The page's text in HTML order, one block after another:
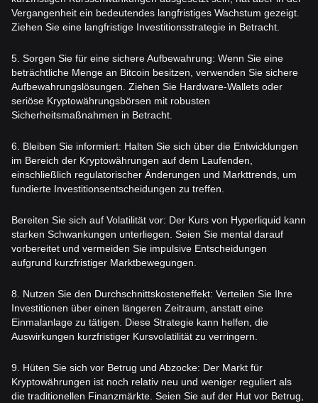
Vergangenheit ein bedeutendes langfristiges Wachstum gezeigt.
Ziehen Sie eine langfristige Investitionsstrategie in Betracht.
5. Sorgen Sie für eine sichere Aufbewahrung: Wenn Sie eine
beträchtliche Menge an Bitcoin besitzen, verwenden Sie sichere
Aufbewahrungslösungen. Ziehen Sie Hardware-Wallets oder
seriöse Kryptowährungsbörsen mit robusten
Sicherheitsmaßnahmen in Betracht.
6. Bleiben Sie informiert: Halten Sie sich über die Entwicklungen
im Bereich der Kryptowährungen auf dem Laufenden,
einschließlich regulatorischer Änderungen und Markttrends, um
fundierte Investitionsentscheidungen zu treffen.
Bereiten Sie sich auf Volatilität vor: Der Kurs von Hyperliquid kann
starken Schwankungen unterliegen. Seien Sie mental darauf
vorbereitet und vermeiden Sie impulsive Entscheidungen
aufgrund kurzfristiger Marktbewegungen.
8. Nutzen Sie den Durchschnittskosteneffekt: Verteilen Sie Ihre
Investitionen über einen längeren Zeitraum, anstatt eine
Einmalanlage zu tätigen. Diese Strategie kann helfen, die
Auswirkungen kurzfristiger Kursvolatilität zu verringern.
9. Hüten Sie sich vor Betrug und Abzocke: Der Markt für
Kryptowährungen ist noch relativ neu und weniger reguliert als
die traditionellen Finanzmärkte. Seien Sie auf der Hut vor Betrug,